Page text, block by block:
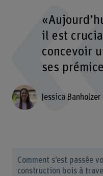
il est
concevoir
ses
Jessica Banholzer
Comment s’est passée
construction bois à